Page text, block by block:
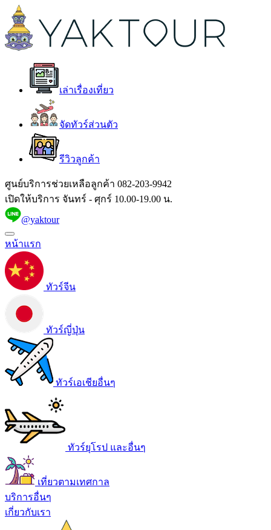
เล่าเรื่องเที่ยว
จัดทัวร์ส่วนตัว
รีวิวลูกค้า
ศูนย์บริการช่วยเหลือลูกค้า 082-203-9942
เปิดให้บริการ จันทร์ - ศุกร์ 10.00-19.00 น.
@yaktour
หน้าแรก
ทัวร์จีน
ทัวร์ญี่ปุ่น
ทัวร์เอเชียอื่นๆ
ทัวร์ยุโรป และอื่นๆ
เที่ยวตามเทศกาล
บริการอื่นๆ
เกี่ยวกับเรา